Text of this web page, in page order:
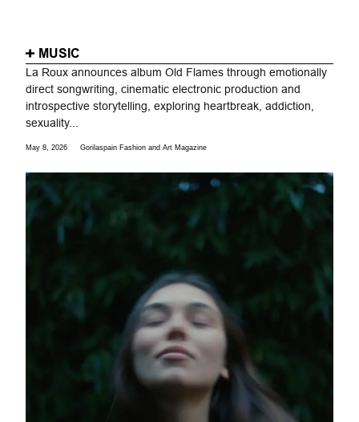
MUSIC
La Roux announces album Old Flames through emotionally
direct songwriting, cinematic electronic production and
introspective storytelling, exploring heartbreak, addiction,
sexuality...
May 8, 2026 Gorilaspain Fashion and Art Magazine